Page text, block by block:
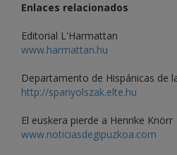
Enlaces relacionados
Editorial L'Harmattan
www.harmattan.hu
Departamento de Hispánicas de
http://spanyolszak.elte.hu
El euskera pierde a Henrike Knörr
www.noticiasdegipuzkoa.com